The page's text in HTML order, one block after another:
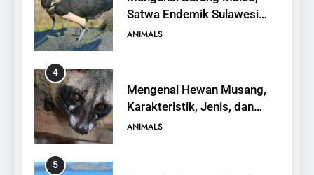
Satwa Endemik Sulawesi
yang Terancam Punah
ANIMALS
4
Mengenal Hewan Musang,
Karakteristik, Jenis, dan
Peran dalam Ekosistem
ANIMALS
5